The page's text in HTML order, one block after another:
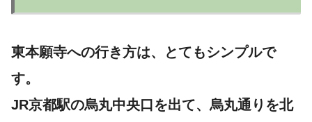
東本願寺への行き方は、とてもシンプルで
す。
JR京都駅の烏丸中央口を出て、烏丸通りを北